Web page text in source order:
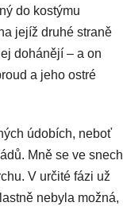
do kostýmu
jejíž druhé straně
dohánějí – a on
a jeho ostré
údobích, neboť
Mně se ve snech
V určité fázi už
nebyla možná,